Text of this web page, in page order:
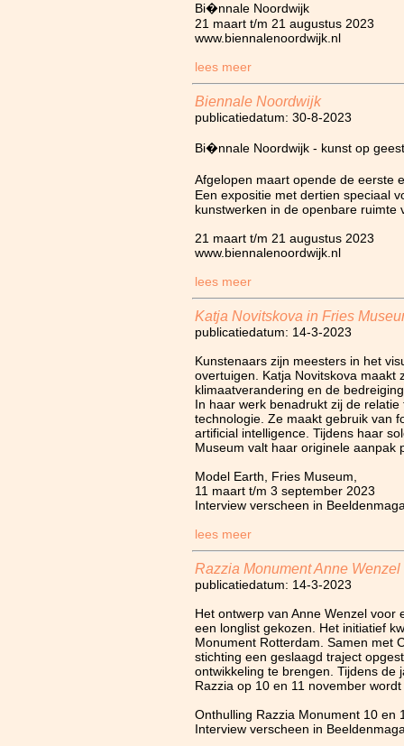
Bi�nnale Noordwijk
21 maart t/m 21 augustus 2023
www.biennalenoordwijk.nl
lees meer
Biennale Noordwijk
publicatiedatum: 30-8-2023
Bi�nnale Noordwijk - kunst op
Afgelopen maart opende de eerste
Een expositie met dertien speciaal
kunstwerken in de openbare ruimte
21 maart t/m 21 augustus 2023
www.biennalenoordwijk.nl
lees meer
Katja Novitskova in Fries
publicatiedatum: 14-3-2023
Kunstenaars zijn meesters in het
overtuigen. Katja Novitskova maakt
klimaatverandering en de
In haar werk benadrukt zij de
technologie. Ze maakt gebruik van
artificial intelligence. Tijdens haar
Museum valt haar originele aanpak
Model Earth, Fries Museum,
11 maart t/m 3 september 2023
Interview verscheen in
lees meer
Razzia Monument Anne Wenzel
publicatiedatum: 14-3-2023
Het ontwerp van Anne Wenzel voor
een longlist gekozen. Het initiatief
Monument Rotterdam. Samen met
stichting een geslaagd traject
ontwikkeling te brengen. Tijdens de
Razzia op 10 en 11 november
Onthulling Razzia Monument 10 en
Interview verscheen in